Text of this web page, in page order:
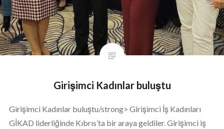
Girişimci Kadınlar buluştu
Girişimci Kadınlar buluştu/strong> Girişimci İş Kadınları
GİKAD liderliğinde Kıbrıs’ta bir araya geldiler. Girişimci iş